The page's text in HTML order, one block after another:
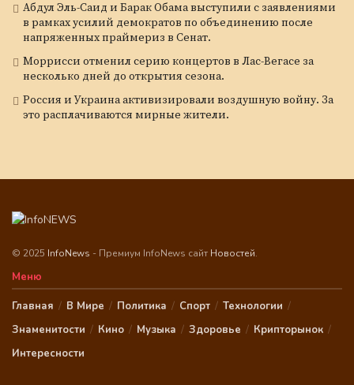
Абдул Эль-Саид и Барак Обама выступили с заявлениями
в рамках усилий демократов по объединению после
напряженных праймериз в Сенат.
Моррисси отменил серию концертов в Лас-Вегасе за
несколько дней до открытия сезона.
Россия и Украина активизировали воздушную войну. За
это расплачиваются мирные жители.
© 2025 InfoNews - Премиум InfoNews сайт Новостей.
Меню
Главная В Мире Политика Спорт
Технологии
Знаменитости
Кино Музыка Здоровье
Крипторынок
Интересности